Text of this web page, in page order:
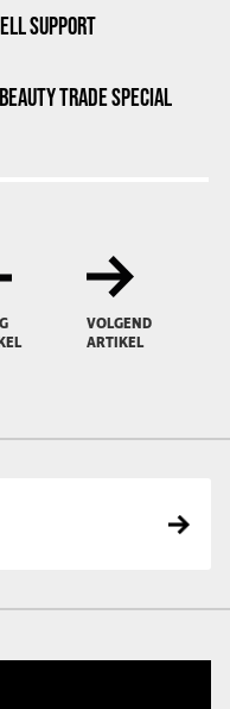
SUPPORT
TRADE SPECIAL
VOLGEND
ARTIKEL